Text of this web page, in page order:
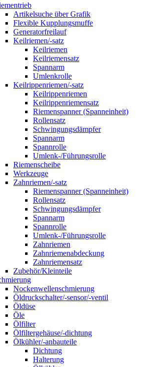
Artikelsuche über Grafik
Flexible Kupplungsmuffe
Generatorfreilauf
Keilriemen/-satz
Keilriemen
Keilriemensatz
Spannarm
Umlenkrolle
Keilrippenriemen/-satz
Keilrippenriemen
Keilrippenriemensatz
Riemenspanner (Spanneinheit)
Rollensatz
Schwingungsdämpfer
Spannarm
Spannrolle
Umlenk-/Führungsrolle
Riemenscheibe
Werkzeuge
Zahnriemen/-satz
Riemenspanner (Spanneinheit)
Rollensatz
Schwingungsdämpfer
Spannarm
Spannrolle
Umlenk-/Führungsrolle
Zahnriemen
Zahnriemenabdeckung
Zahnriemensatz
Zubehör/Kleinteile
Nockenwellenschmierung
Öldruckschalter/-sensor/-ventil
Öldüse
Öle
Ölfilter
Ölfiltergehäuse/-dichtung
Ölkühler/-anbauteile
Dichtung
Halterung